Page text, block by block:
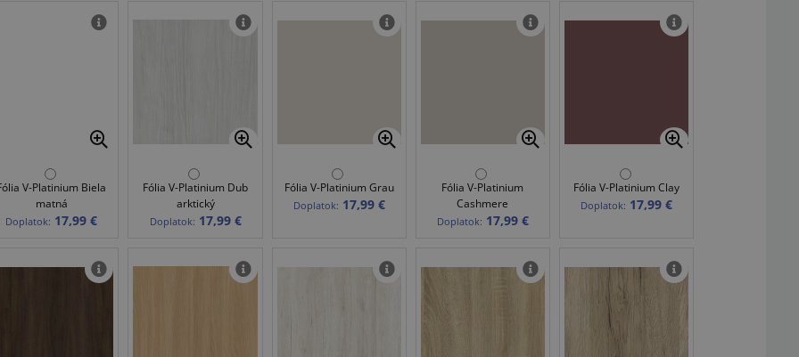
V-Platinium Biela
matná
Doplatok: 17,99 €
Fólia V-Platinium Dub
arktický
Doplatok: 17,99 €
Fólia V-Platinium Grau
Doplatok: 17,99 €
Fólia V-Platinium
Cashmere
Doplatok: 17,99 €
Fólia V-Platinium Clay
Doplatok: 17,99 €